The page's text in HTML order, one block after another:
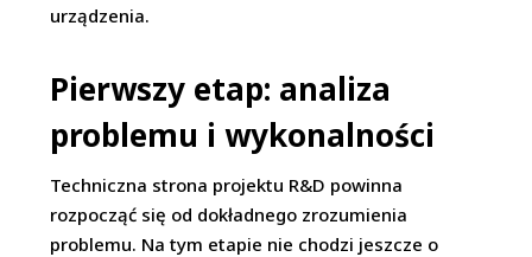
urządzenia.
Pierwszy etap: analiza
problemu i wykonalności
Techniczna strona projektu R&D powinna
rozpocząć się od dokładnego zrozumienia
problemu. Na tym etapie nie chodzi jeszcze o